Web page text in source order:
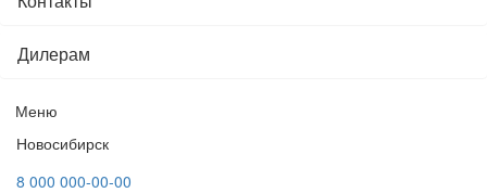
Дилерам
Меню
Новосибирск
8 000 000-00-00